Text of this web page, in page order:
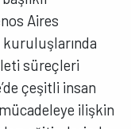
Aires
süreçleri
çeşitli insan
ilişkin